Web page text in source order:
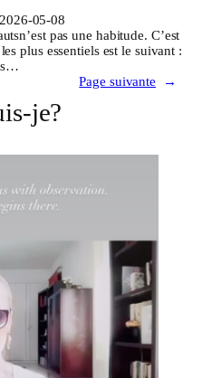
2026-05-08
pas une habitude. C’est
plus essentiels est le suivant :
Page suivante →
je?